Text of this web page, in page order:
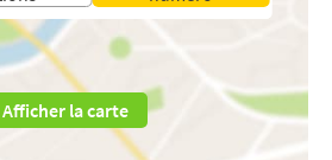
Afficher la carte